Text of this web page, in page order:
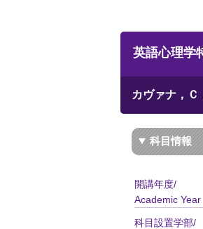
英語心理
カヴァナ，Ｃ
科目情報
開講年度/
Academic Year
科目設置学部/